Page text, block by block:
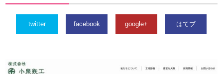
twitter facebook google+ はてブ